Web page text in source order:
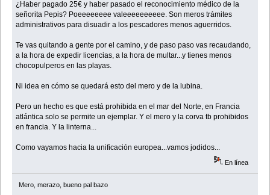
¿Haber pagado 25€ y haber pasado el reconocimiento médico de la
señorita Pepis? Poeeeeeeee valeeeeeeeeee. Son meros trámites
administrativos para disuadir a los pescadores menos aguerridos.
Te vas quitando a gente por el camino, y de paso paso vas recaudando,
a la hora de expedir licencias, a la hora de multar...y tienes menos
chocopulperos en las playas.
Ni idea en cómo se quedará esto del mero y de la lubina.
Pero un hecho es que está prohibida en el mar del Norte, en Francia
atlántica solo se permite un ejemplar. Y el mero y la corva tb prohibidos
en francia. Y la linterna...
Como vayamos hacia la unificación europea...vamos jodidos...
En línea
Mero, merazo, bueno pal bazo